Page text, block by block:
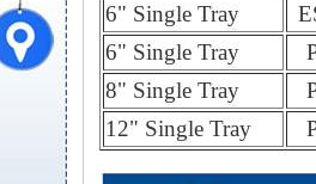
6" Single Tray
6" Single Tray
8" Single Tray
12" Single Tray